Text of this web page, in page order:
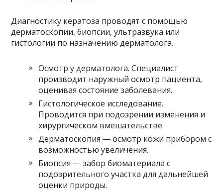
Диагностику кератоза проводят с помощью
дерматоскопии, биопсии, ультразвука или
гистологии по назначению дерматолога.
Осмотр у дерматолога. Специалист
производит наружный осмотр пациента,
оценивая состояние заболевания.
Гистологическое исследование.
Проводится при подозрении изменения и
хирургическом вмешательстве.
Дерматоскопия ― осмотр кожи прибором с
возможностью увеличения.
Биопсия ― забор биоматериала с
подозрительного участка для дальнейшей
оценки природы.